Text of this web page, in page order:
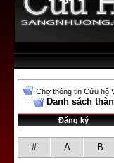
Chợ thông tin Cứu hộ
Danh sách
Đăng ký
# A B